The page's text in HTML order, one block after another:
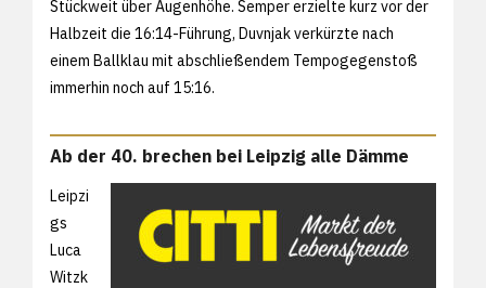
Stückweit über Augenhöhe. Semper erzielte kurz vor der
Halbzeit die 16:14-Führung, Duvnjak verkürzte nach
einem Ballklau mit abschließendem Tempogegenstoß
immerhin noch auf 15:16.
Ab der 40. brechen bei Leipzig alle Dämme
Leipzi
gs
Luca
Witzk